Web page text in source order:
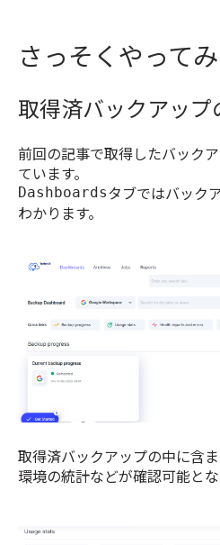
さっそくやって
取得済バックアップ
前回の記事で取得したバック
ています。
Dashboardsタブではバック
わかります。
取得済バックアップの中に含
環境の統計などが確認可能とな